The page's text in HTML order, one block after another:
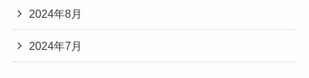
2024年8月
2024年7月